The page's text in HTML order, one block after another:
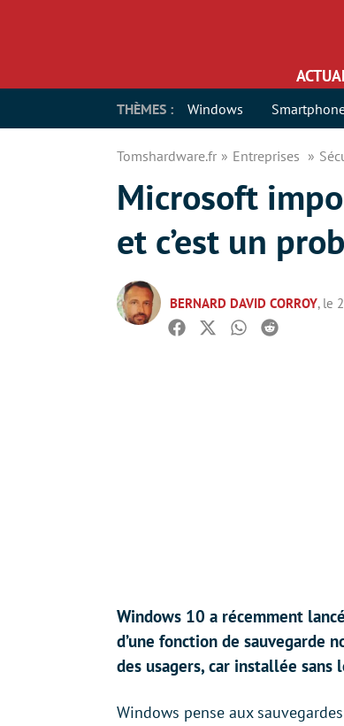
THÈMES : Windows
Tomshardware.fr Entreprises
Microsoft
et c’est un
BERNARD DAVID CORROY, le
Facebook
TwitterWhatsapp
Reddit
Windows 10 a récemment
d’une fonction de sauvegarde
des usagers, car installée
Windows pense aux